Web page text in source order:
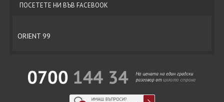
ПОСЕТЕТЕ НИ ВЪВ FACEBOOK
ORIENT 99